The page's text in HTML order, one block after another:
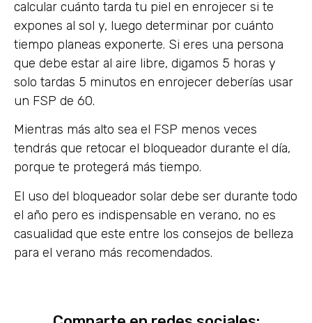
calcular cuánto tarda tu piel en enrojecer si te
expones al sol y, luego determinar por cuánto
tiempo planeas exponerte. Si eres una persona
que debe estar al aire libre, digamos 5 horas y
solo tardas 5 minutos en enrojecer deberías usar
un FSP de 60.
Mientras más alto sea el FSP menos veces
tendrás que retocar el bloqueador durante el día,
porque te protegerá más tiempo.
El uso del bloqueador solar debe ser durante todo
el año pero es indispensable en verano, no es
casualidad que este entre los consejos de belleza
para el verano más recomendados.